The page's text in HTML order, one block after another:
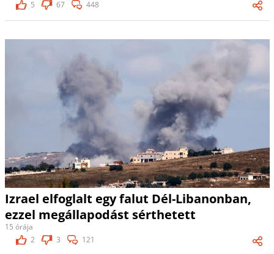
5 67 448
Izrael elfoglalt egy falut Dél-Libanonban,
ezzel megállapodást sérthetett
15 órája
2
3 121